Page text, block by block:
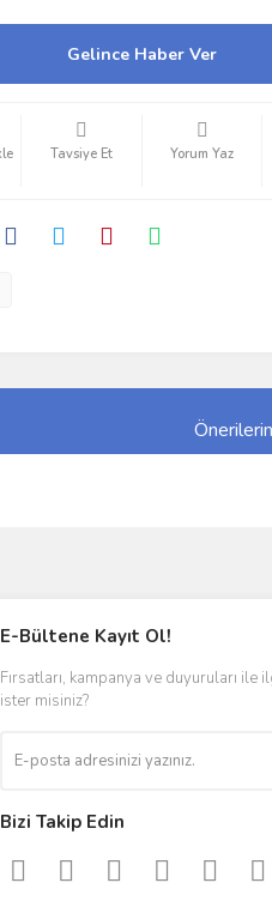
Gelince Haber Ver
Tavsiye Et Yorum Yaz
E-Bültene Kayıt Ol!
Fırsatları, kampanya ve duyuruları ile
ister misiniz?
Bizi Takip Edin